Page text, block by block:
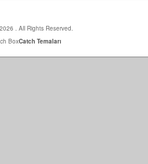
. All Rights Reserved.
BoxCatch Temaları